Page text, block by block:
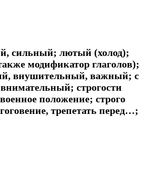
сильный; лютый (холод);
модификатор глаголов);
внушительный, важный; с
строгости
положение; строго
трепетать перед…;